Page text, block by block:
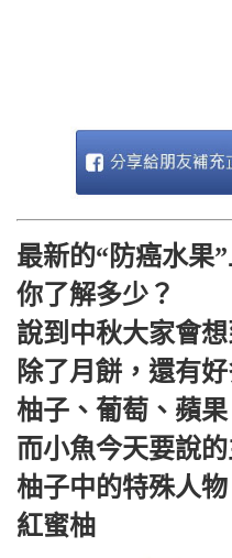
最新的“防癌水果
你了解多少？
說到中秋大家會
除了月餅，還有好
柚子、葡萄、蘋
而小魚今天要說
柚子中的特殊人物
紅蜜柚